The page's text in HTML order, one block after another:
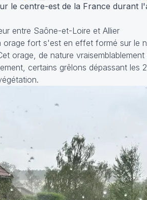
le centre-est de la France durant
entre Saône-et-Loire et Allier
orage fort s'est en effet formé sur le
orage, de nature
certains grêlons dépassant les